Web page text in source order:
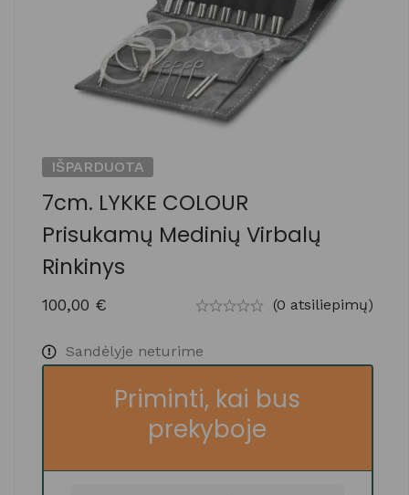
IŠPARDUOTA
7cm. LYKKE COLOUR
Prisukamų Medinių Virbalų
Rinkinys
100,00 € (0 atsiliepimų)
Sandėlyje neturime
Priminti, kai bus
prekyboje